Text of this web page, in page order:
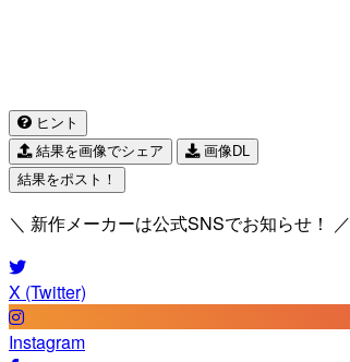
ヒント
結果を画像でシェア
画像DL
結果をポスト！
＼ 新作メーカーは公式SNSでお知らせ！ ／
X (Twitter)
Instagram